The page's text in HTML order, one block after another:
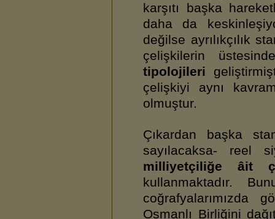
karşıtı başka
daha da
değilse ayrılıkçılık
çelişkilerin
tipolojileri
çelişkiyi aynı
olmuştur.
Çıkardan başka
sayılacaksa- reel
milliyetçiliğe âit
kullanmaktadır.
coğrafyalarımızda
Osmanlı Birliğini